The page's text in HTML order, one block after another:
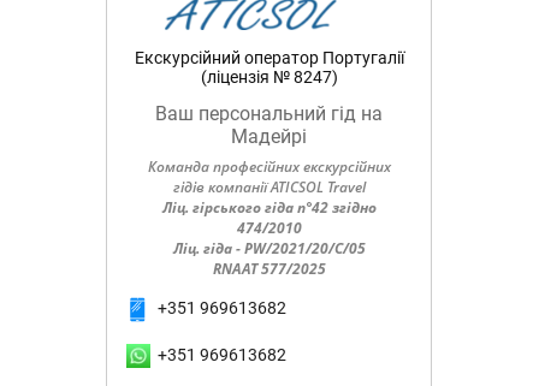
Екскурсійний оператор Португалії
(ліцензія № 8247)
Ваш персональний гід на
Мадейрі
Команда професійних екскурсійних
гідів компанії ATICSOL Travel
Ліц. гірського гіда n°42 згідно
474/2010
Ліц. гіда - PW/2021/20/C/05
RNAAT 577/2025
+351 969613682
+351 969613682